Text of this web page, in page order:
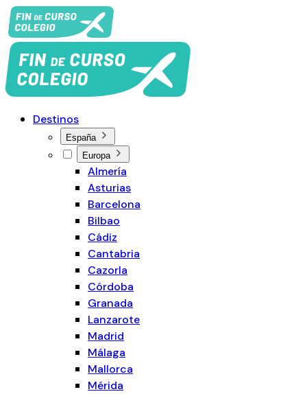
Destinos
España
Europa
Almería
Asturias
Barcelona
Bilbao
Cádiz
Cantabria
Cazorla
Córdoba
Granada
Lanzarote
Madrid
Málaga
Mallorca
Mérida